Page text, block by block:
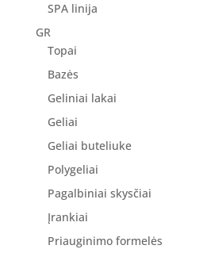
SPA linija
GR
Topai
Bazės
Geliniai lakai
Geliai
Geliai buteliuke
Polygeliai
Pagalbiniai skysčiai
Įrankiai
Priauginimo formelės